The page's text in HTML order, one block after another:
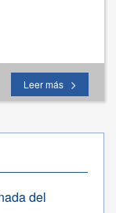
Leer más
del